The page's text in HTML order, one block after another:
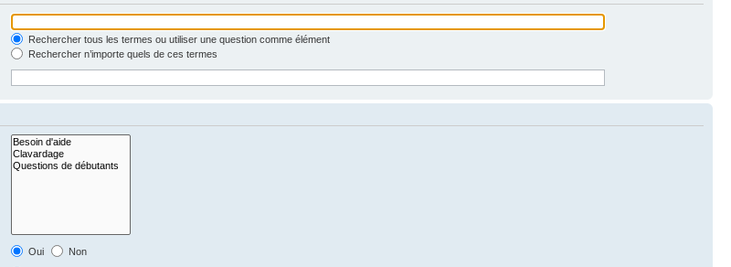
Rechercher tous les termes ou utiliser une question comme élément
Rechercher n’importe quels de ces termes
Oui
Non